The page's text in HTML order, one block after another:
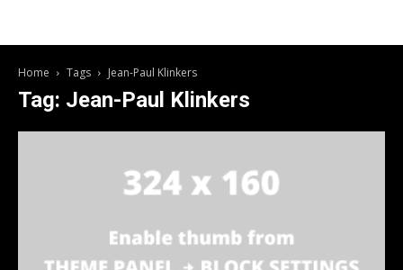
Home Tags Jean-Paul Klinkers
Tag: Jean-Paul Klinkers